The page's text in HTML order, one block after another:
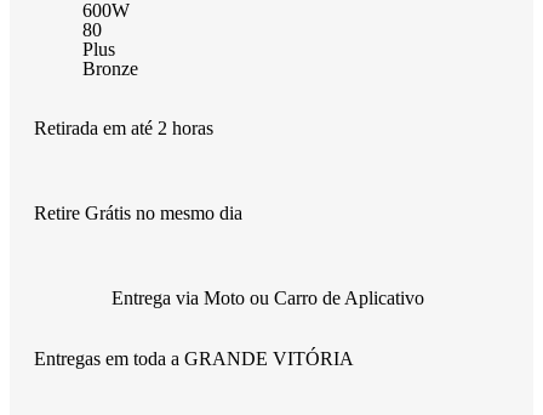
Retirada em até 2 horas
Retire Grátis no mesmo dia
Entrega via Moto ou Carro de Aplicativo
Entregas em toda a GRANDE VITÓRIA